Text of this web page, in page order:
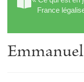
France